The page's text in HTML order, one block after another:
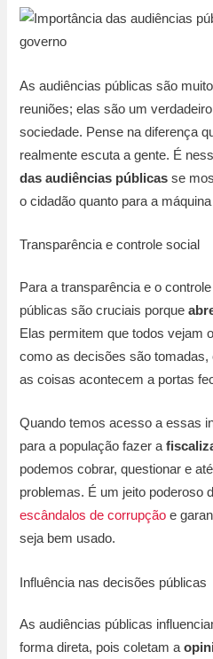
As audiências públicas são
reuniões; elas são um
sociedade. Pense na diferença
realmente escuta a gente. É
das audiências públicas se
o cidadão quanto para a
Transparência e controle social
Para a transparência e o
públicas são cruciais porque
Elas permitem que todos vejam
como as decisões são
as coisas acontecem a portas
Quando temos acesso a essas
para a população fazer a
podemos cobrar, questionar e
problemas. É um jeito poderoso
escândalos de corrupção e
seja bem usado.
Influência nas decisões públicas
As audiências públicas
forma direta, pois coletam a